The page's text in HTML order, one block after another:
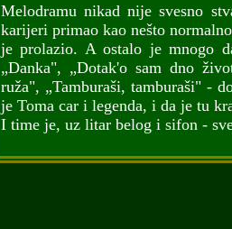
Melodramu nikad nije svesno
karijeri primao kao nešto
je prolazio. A ostalo je mnogo
„Danka", „Dotak'o sam dno
ruža", „Tamburaši, tamburaši" -
je Toma car i legenda, i da je tu
I time je, uz litar belog i sifon -
"Enovine.net" ne